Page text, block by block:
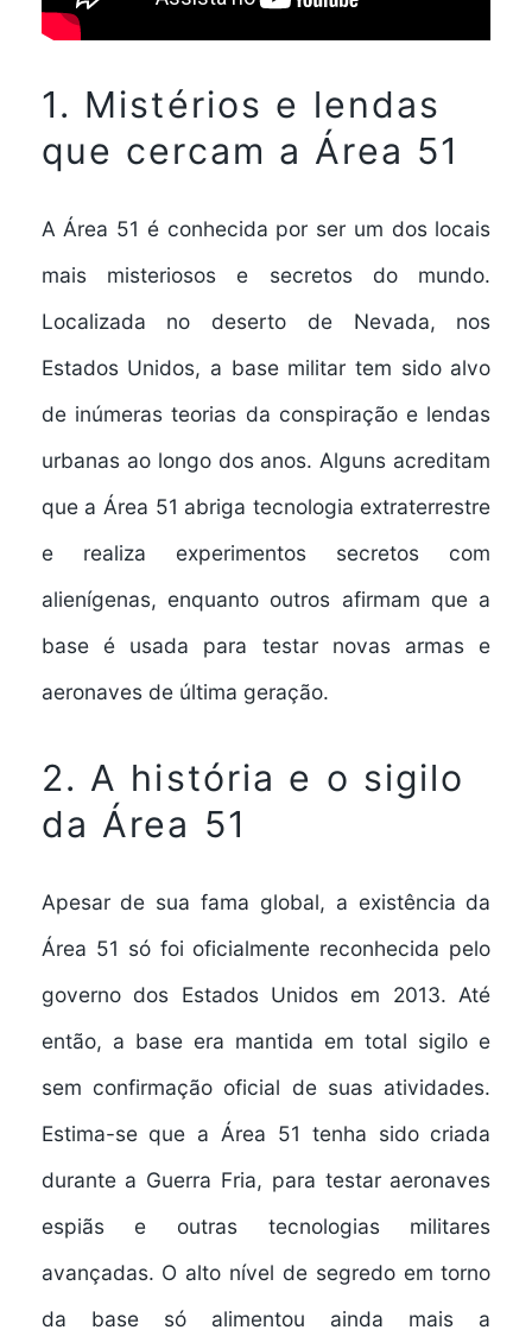
1. Mistérios e lendas
que cercam a Área 51
A Área 51 é conhecida por ser um dos locais
mais misteriosos e secretos do mundo.
Localizada no deserto de Nevada, nos
Estados Unidos, a base militar tem sido alvo
de inúmeras teorias da conspiração e lendas
urbanas ao longo dos anos. Alguns acreditam
que a Área 51 abriga tecnologia extraterrestre
e realiza experimentos secretos com
alienígenas, enquanto outros afirmam que a
base é usada para testar novas armas e
aeronaves de última geração.
2. A história e o sigilo
da Área 51
Apesar de sua fama global, a existência da
Área 51 só foi oficialmente reconhecida pelo
governo dos Estados Unidos em 2013. Até
então, a base era mantida em total sigilo e
sem confirmação oficial de suas atividades.
Estima-se que a Área 51 tenha sido criada
durante a Guerra Fria, para testar aeronaves
espiãs e outras tecnologias militares
avançadas. O alto nível de segredo em torno
da base só alimentou ainda mais a